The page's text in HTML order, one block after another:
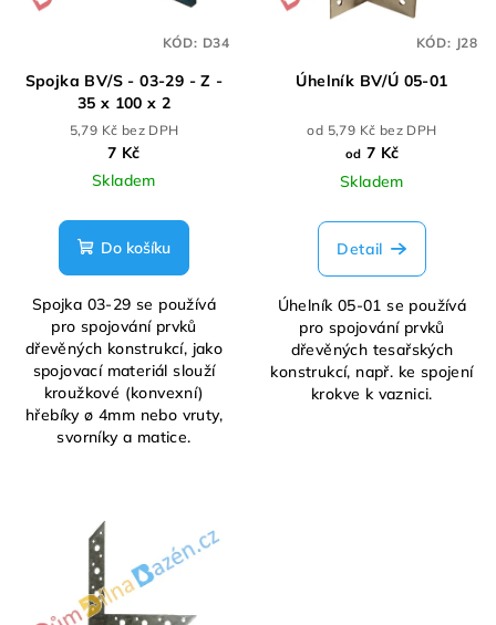
Spojka BV/S - 03-29 - Z -
35 x 100 x 2
5,79 Kč bez DPH
7 Kč
Skladem
Do košíku
Spojka 03-29 se používá
pro spojování prvků
dřevěných konstrukcí, jako
spojovací materiál slouží
kroužkové (konvexní)
hřebíky ø 4mm nebo vruty,
svorníky a matice.
KÓD: D34
Úhelník BV/Ú 05-01
od 5,79 Kč bez DPH
od 7 Kč
Skladem
Detail
Úhelník 05-01 se používá
pro spojování prvků
dřevěných tesařských
konstrukcí, např. ke spojení
krokve k vaznici.
KÓD: J28